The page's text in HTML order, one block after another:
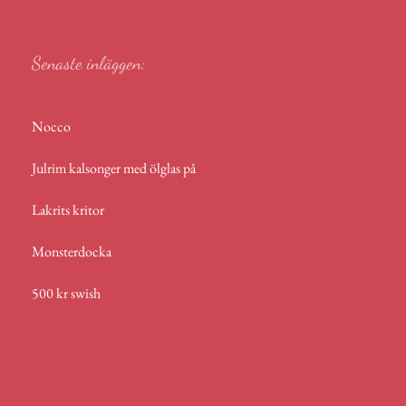
Senaste inläggen:
Nocco
Julrim kalsonger med ölglas på
Lakrits kritor
Monsterdocka
500 kr swish